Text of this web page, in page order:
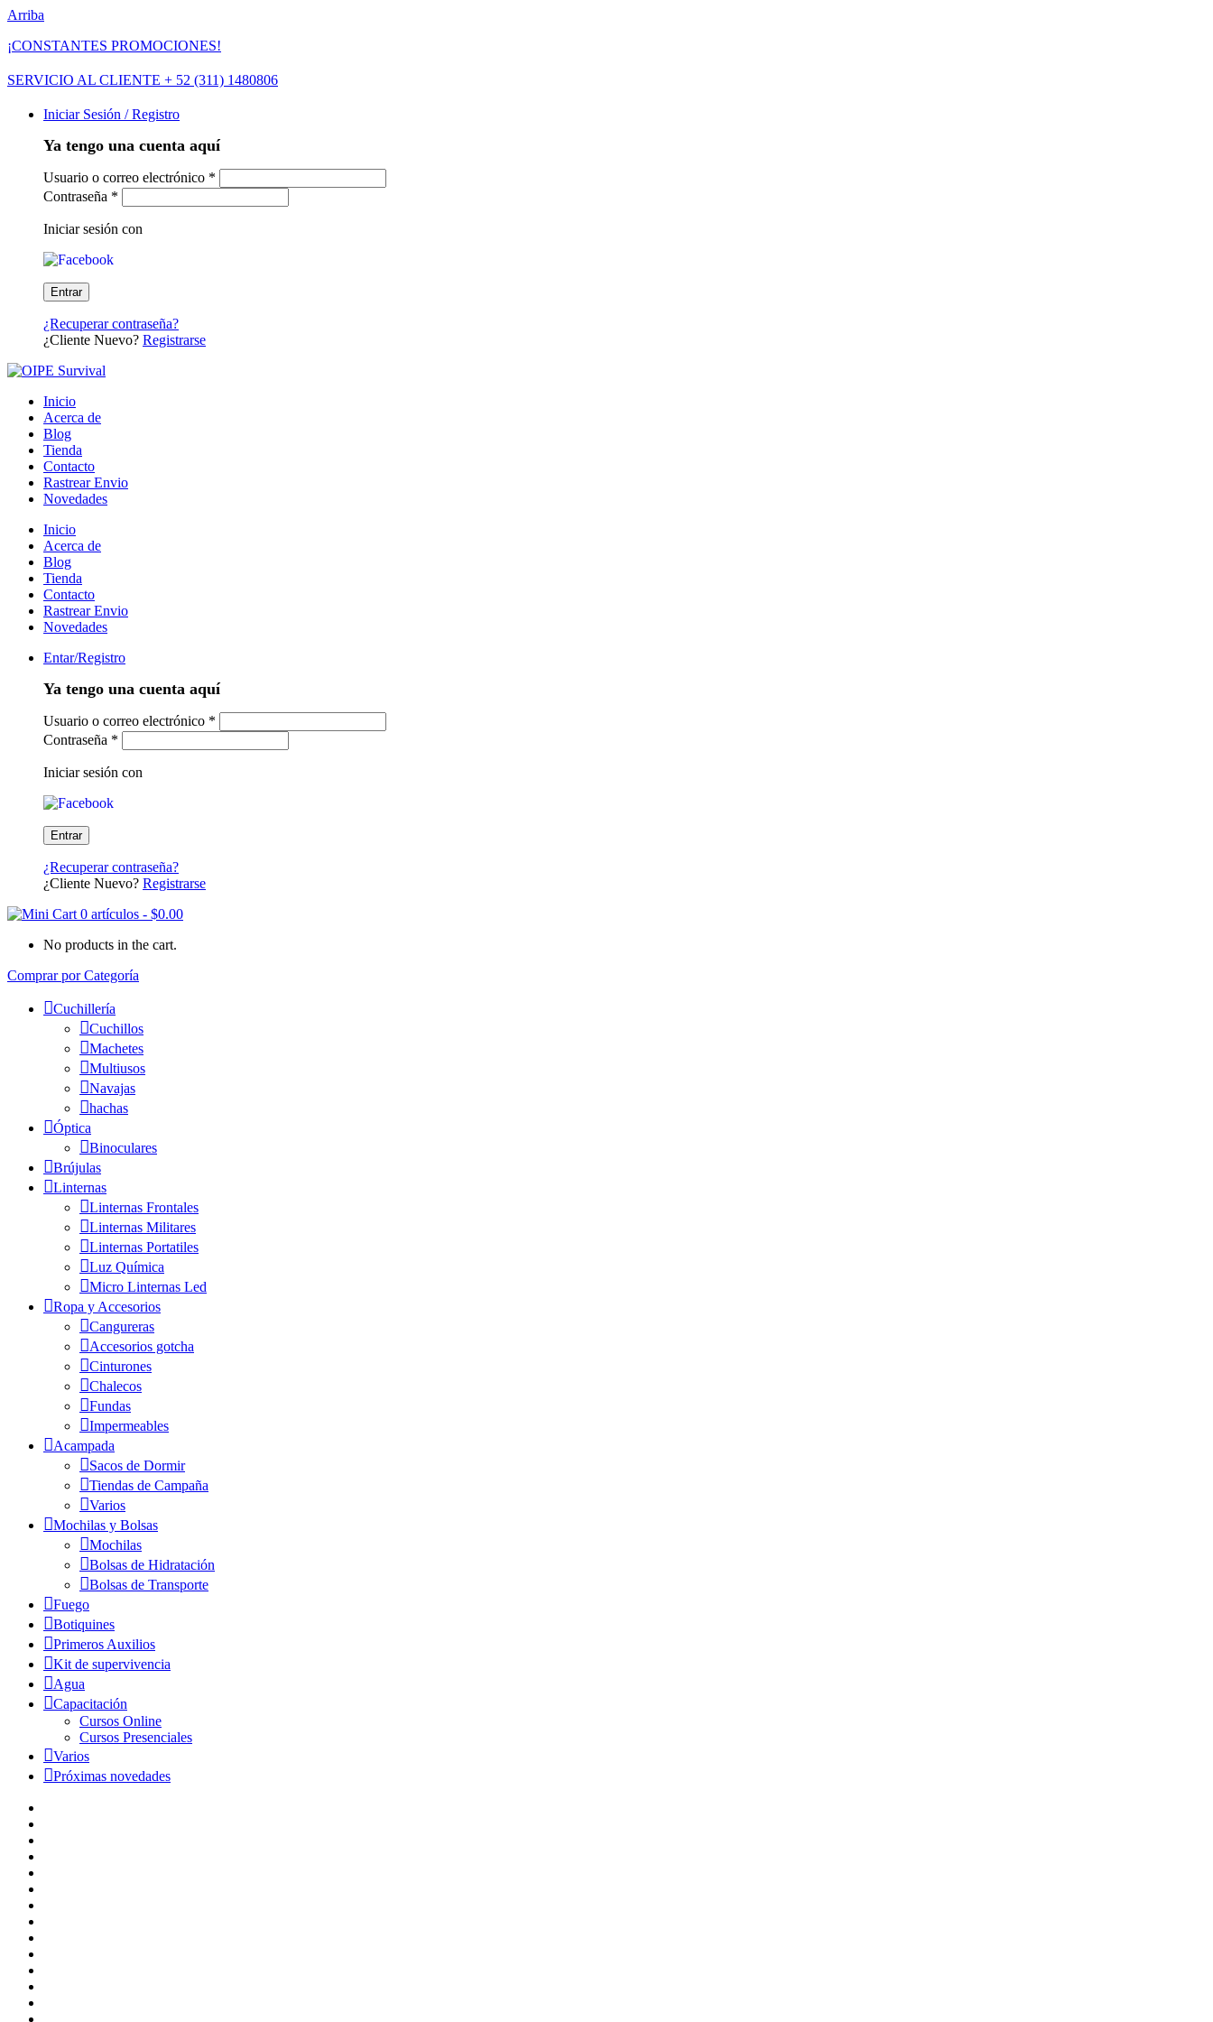
Arriba
¡CONSTANTES PROMOCIONES!
SERVICIO AL CLIENTE + 52 (311) 1480806
Iniciar Sesión / Registro
Ya tengo una cuenta aquí
Usuario o correo electrónico *
Contraseña *
Iniciar sesión con
¿Recuperar contraseña?
¿Cliente Nuevo? Registrarse
Inicio
Acerca de
Blog
Tienda
Contacto
Rastrear Envio
Novedades
Inicio
Acerca de
Blog
Tienda
Contacto
Rastrear Envio
Novedades
Entar/Registro
Ya tengo una cuenta aquí
Usuario o correo electrónico *
Contraseña *
Iniciar sesión con
¿Recuperar contraseña?
¿Cliente Nuevo? Registrarse
0 artículos - $0.00
No products in the cart.
Comprar por Categoría
Cuchillería
Cuchillos
Machetes
Multiusos
Navajas
hachas
Óptica
Binoculares
Brújulas
Linternas
Linternas Frontales
Linternas Militares
Linternas Portatiles
Luz Química
Micro Linternas Led
Ropa y Accesorios
Cangureras
Accesorios gotcha
Cinturones
Chalecos
Fundas
Impermeables
Acampada
Sacos de Dormir
Tiendas de Campaña
Varios
Mochilas y Bolsas
Mochilas
Bolsas de Hidratación
Bolsas de Transporte
Fuego
Botiquines
Primeros Auxilios
Kit de supervivencia
Agua
Capacitación
Cursos Online
Cursos Presenciales
Varios
Próximas novedades